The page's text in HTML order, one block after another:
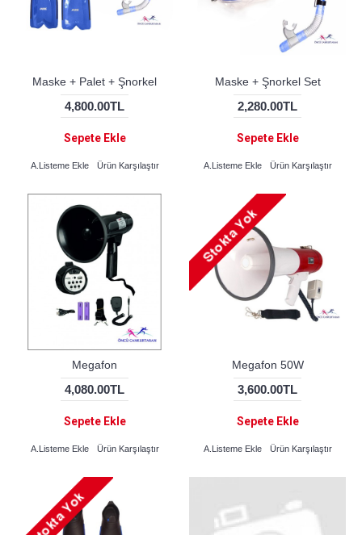
Maske + Palet + Şnorkel
4,800.00TL
Sepete Ekle
A.Listeme Ekle Ürün Karşılaştır
Maske + Şnorkel Set
2,280.00TL
Sepete Ekle
A.Listeme Ekle Ürün Karşılaştır
Megafon
4,080.00TL
Sepete Ekle
A.Listeme Ekle Ürün Karşılaştır
Megafon 50W
3,600.00TL
Sepete Ekle
A.Listeme Ekle Ürün Karşılaştır